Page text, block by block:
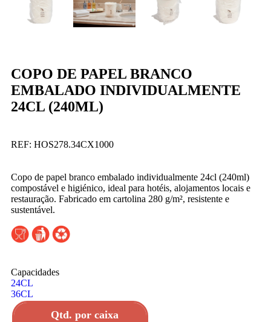
COPO DE PAPEL BRANCO
EMBALADO INDIVIDUALMENTE
24CL (240ML)
REF: HOS278.34CX1000
Copo de papel branco embalado individualmente 24cl (240ml)
compostável e higiénico, ideal para hotéis, alojamentos locais e
restauração. Fabricado em cartolina 280 g/m², resistente e
sustentável.
Capacidades
24CL
36CL
Qtd. por caixa